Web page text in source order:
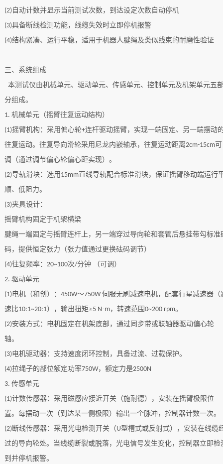
(2)自动计数并显示当前测试次数，到达设定次数自动停机
(3)具备断线检测功能，线缆失效时立即停机报警
(4)结构紧凑、运行平稳，适用于机器人腱绳及类似线束的耐磨性验证
三、系统组成
本测试仪由机械单元、驱动单元、传感单元、控制单元及机架单元五
分组成。
1. 机械单元（摇臂往复运动结构）
(1)摇臂机构：采用偏心轮+连杆驱动摇臂，实现一端固定、另一端摆动
往复运动。往复导向滑轮采用尼龙内嵌轴承，往复运动距离2cm-15cm可
调（通过调节偏心轮偏心距实现）。
(2)导轨滑块：选用 15mm直线导轨配合标准滑块，保证摇臂移动端运行
顺、低阻力。
(3)夹具设计：
摇臂机构固定于机架横梁
腱绳一端固定与摇臂连杆上，另一端穿过导向轮和套管后悬挂带勾标准
码，提供恒定张力（张力值通过更换砝码调节）
(4)往复频率： 20~100次/分钟 （可调）
2. 驱动单元
(1)电机（和创） ： 450W～750W伺服无刷减速电机，配套行星减速器（
速比10:1~20:1），输出扭矩≥5 N· m，转速范围 0~200 rpm。
(2)安装方式：电机固定在机架底部，通过同步带或联轴器驱动偏心轮
轴。
(3)电机驱动器：支持速度闭环控制，具备过流、过载保护。
(4)拉绳子的部位额定功率750W，额定力是2500N
3. 传感单元
(1)计数传感器：采用磁感应接近开关 （施耐德）
，安装在摇臂极限位
置。每摆动一次（到达某一侧极限）输出一个脉冲，控制器计数一次。
(2)断线传感器：采用光电检测开关（U型槽式或反射式），安装在线缆
过的导向轮处。当线缆断裂或脱落，光电信号发生变化，控制器立即检
到并停机报警。